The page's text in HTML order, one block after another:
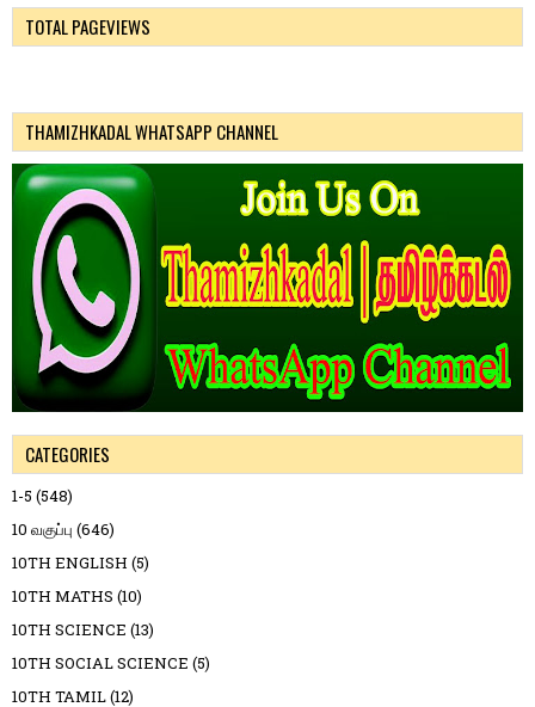
TOTAL PAGEVIEWS
THAMIZHKADAL WHATSAPP CHANNEL
CATEGORIES
1-5 (548)
10 வகுப்பு (646)
10TH ENGLISH (5)
10TH MATHS (10)
10TH SCIENCE (13)
10TH SOCIAL SCIENCE (5)
10TH TAMIL(12)